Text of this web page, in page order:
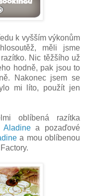
k vyšším výkonům
měli jsme
Nic těžšího už
hodně, pak jsou to
Nakonec jsem se
mi líto, použít jen
oblíbená razítka
a pozaďové
a mou oblíbenou